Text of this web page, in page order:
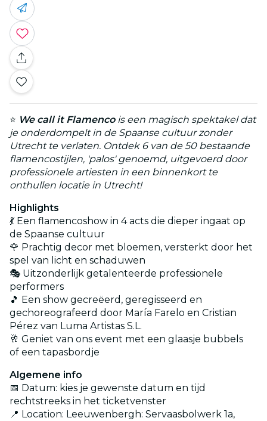
⭐ We call it Flamencois een magisch spektakel dat
je onderdompelt in de Spaanse cultuur zonder
Utrecht te verlaten. Ontdek 6 van de 50 bestaande
flamencostijlen, 'palos' genoemd, uitgevoerd door
professionele artiesten in een binnenkort te
onthullen locatie in Utrecht!
Highlights
💃 Een flamencoshow in 4 acts die dieper ingaat op
de Spaanse cultuur
🌹 Prachtig decor met bloemen, versterkt door het
spel van licht en schaduwen
🎭 Uitzonderlijk getalenteerde professionele
performers
🎵 Een show gecreëerd, geregisseerd en
gechoreografeerd door María Farelo en Cristian
Pérez van Luma Artistas S.L.
🥂 Geniet van ons event met een glaasje bubbels
of een tapasbordje
Algemene info
📅 Datum: kies je gewenste datum en tijd
rechtstreeks in het ticketvenster
📍 Location: Leeuwenbergh: Servaasbolwerk 1a,